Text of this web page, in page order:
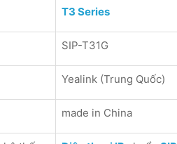
T3 Series
SIP-T31G
Yealink (Trung Quốc)
made in China